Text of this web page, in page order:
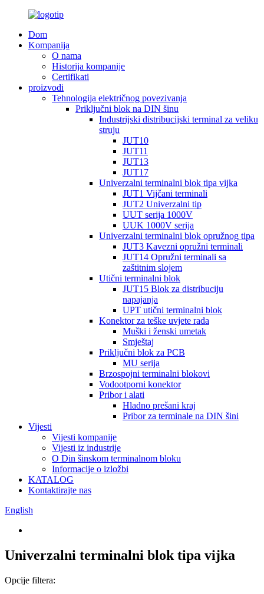
Dom
Kompanija
O nama
Historija kompanije
Certifikati
proizvodi
Tehnologija električnog povezivanja
Priključni blok na DIN šinu
Industrijski distribucijski terminal za veliku
struju
JUT10
JUT11
JUT13
JUT17
Univerzalni terminalni blok tipa vijka
JUT1 Vijčani terminali
JUT2 Univerzalni tip
UUT serija 1000V
UUK 1000V serija
Univerzalni terminalni blok opružnog tipa
JUT3 Kavezni opružni terminali
JUT14 Opružni terminali sa
zaštitnim slojem
Utični terminalni blok
JUT15 Blok za distribuciju
napajanja
UPT utični terminalni blok
Konektor za teške uvjete rada
Muški i ženski umetak
Smještaj
Priključni blok za PCB
MU serija
Brzospojni terminalni blokovi
Vodootporni konektor
Pribor i alati
Hladno prešani kraj
Pribor za terminale na DIN šini
Vijesti
Vijesti kompanije
Vijesti iz industrije
O Din šinskom terminalnom bloku
Informacije o izložbi
KATALOG
Kontaktirajte nas
English
Univerzalni terminalni blok tipa vijka
Opcije filtera: